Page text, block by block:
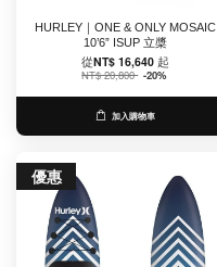
HURLEY｜ONE & ONLY MOSAIC
10’6” ISUP 立槳
從NT$ 16,640起
NT$ 20,800 -20%
加入購物車
優惠